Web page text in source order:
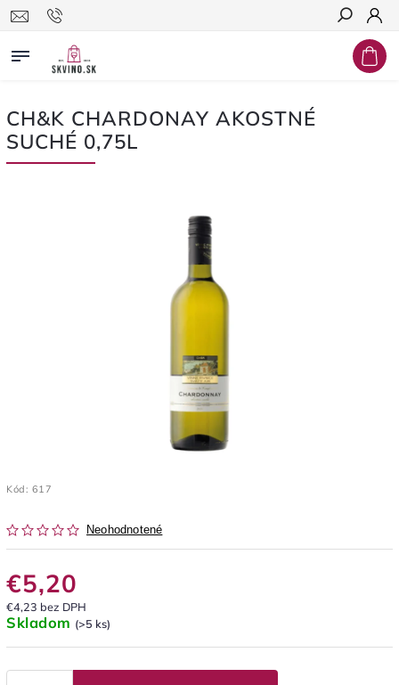
Hľadať
CH&K CHARDONAY AKOSTNÉ
SUCHÉ 0,75L
Kód: 617
Neohodnotené
€5,20
€4,23 bez DPH
Skladom (>5 ks)